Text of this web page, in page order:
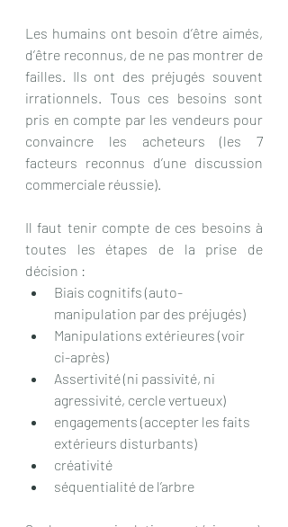
Les humains ont besoin d’être aimés,
d’être reconnus, de ne pas montrer de
failles. Ils ont des préjugés souvent
irrationnels. Tous ces besoins sont
pris en compte par les vendeurs pour
convaincre les acheteurs (les 7
facteurs reconnus d’une discussion
commerciale réussie).
Il faut tenir compte de ces besoins à
toutes les étapes de la prise de
décision :
Biais cognitifs (auto-
manipulation par des préjugés)
Manipulations extérieures (voir
ci-après)
Assertivité (ni passivité, ni
agressivité, cercle vertueux)
engagements (accepter les faits
extérieurs disturbants)
créativité
séquentialité de l’arbre